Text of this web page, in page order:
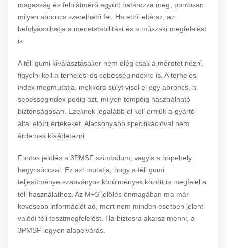
magasság és felniátmérő együtt határozza meg, pontosan
milyen abroncs szerelhető fel. Ha ettől eltérsz, az
befolyásolhatja a menetstabilitást és a műszaki megfelelést
is.
A téli gumi kiválasztásakor nem elég csak a méretet nézni,
figyelni kell a terhelési és sebességindexre is. A terhelési
index megmutatja, mekkora súlyt visel el egy abroncs, a
sebességindex pedig azt, milyen tempóig használható
biztonságosan. Ezeknek legalább el kell érniük a gyártó
által előírt értékeket. Alacsonyabb specifikációval nem
érdemes kísérletezni.
Fontos jelölés a 3PMSF szimbólum, vagyis a hópehely
hegycsúccsal. Ez azt mutatja, hogy a téli gumi
teljesítménye szabványos körülmények között is megfelel a
téli használathoz. Az M+S jelölés önmagában ma már
kevesebb információt ad, mert nem minden esetben jelent
valódi téli tesztmegfelelést. Ha biztosra akarsz menni, a
3PMSF legyen alapelvárás.